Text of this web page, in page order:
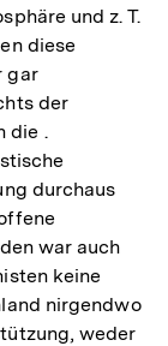
Auflösung
der
Fußnote
und z. T.
diese
gar
der
die .
durchaus
war auch
keine
nirgendwo
weder